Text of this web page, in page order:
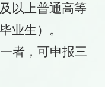
以上普通高等
业生）。
者，可申报三